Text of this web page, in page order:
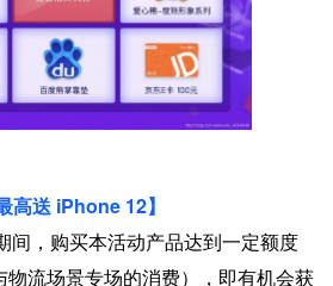
高送 iPhone 12】
间，购买本活动产品达到一定额度
物流场景专场的消费），即有机会获